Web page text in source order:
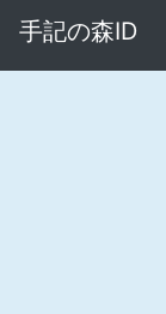
手記の森ID